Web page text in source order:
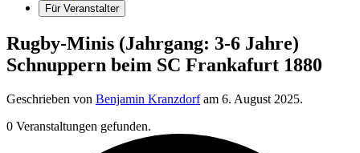
Für Veranstalter
Rugby-Minis (Jahrgang: 3-6 Jahre)
Schnuppern beim SC Frankafurt 1880
Geschrieben von Benjamin Kranzdorfam 6. August 2025.
0 Veranstaltungen gefunden.